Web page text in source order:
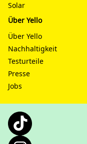
Solar
Über Yello
Über Yello
Nachhaltigkeit
Testurteile
Presse
Jobs